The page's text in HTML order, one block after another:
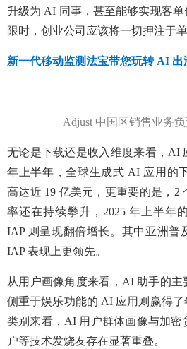
升级为 AI 同事，甚至能够实现客
限时，创业公司应该将一切押注于单
新一代移动监测法宝带您玩转 AI 出
Adjust 中国区销售业务负
无论是下载还是收入维度来看，AI
年上半年，全球生成式 AI 应用的
高达近 19 亿美元，更重要的是，2
率还在持续攀升，2025 年上半年
IAP 则呈现翻倍增长。其中亚洲普
IAP 表现上更领先。
从用户画像角度来看，AI 助手的主
侧重于娱乐功能的 AI 应用则赢得
类别来看，AI 用户群体画像与加密
户等技术发烧友存在显著重叠。